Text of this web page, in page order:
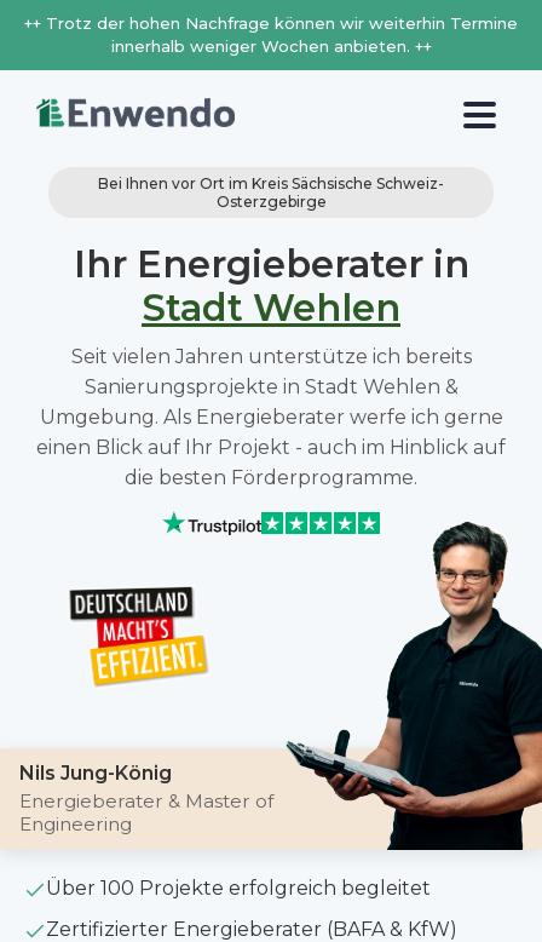
++ Trotz der hohen Nachfrage können wir weiterhin Termine
innerhalb weniger Wochen anbieten. ++
Bei Ihnen vor Ort im Kreis Sächsische Schweiz-
Osterzgebirge
Ihr Energieberater in
Stadt Wehlen
Seit vielen Jahren unterstütze ich bereits
Sanierungsprojekte in Stadt Wehlen &
Umgebung. Als Energieberater werfe ich gerne
einen Blick auf Ihr Projekt - auch im Hinblick auf
die besten Förderprogramme.
Nils Jung-König
Energieberater & Master of
Engineering
Über 100 Projekte erfolgreich begleitet
Zertifizierter Energieberater (BAFA & KfW)